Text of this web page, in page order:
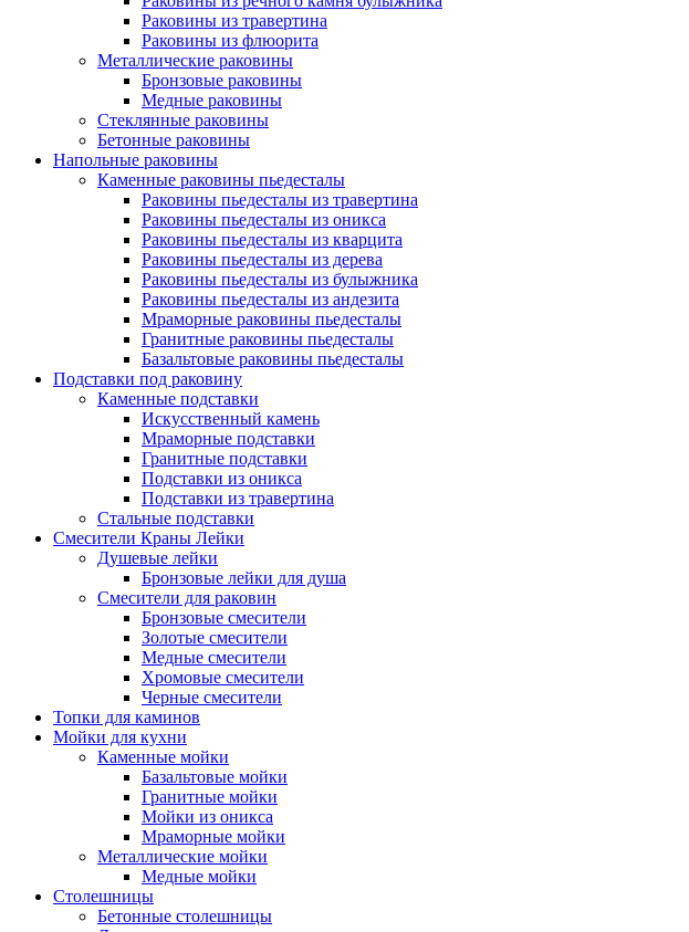
Раковины из травертина
Раковины из флюорита
Металлические раковины
Бронзовые раковины
Медные раковины
Стеклянные раковины
Бетонные раковины
Напольные раковины
Каменные раковины пьедесталы
Раковины пьедесталы из травертина
Раковины пьедесталы из оникса
Раковины пьедесталы из кварцита
Раковины пьедесталы из дерева
Раковины пьедесталы из булыжника
Раковины пьедесталы из андезита
Мраморные раковины пьедесталы
Гранитные раковины пьедесталы
Базальтовые раковины пьедесталы
Подставки под раковину
Каменные подставки
Искусственный камень
Мраморные подставки
Гранитные подставки
Подставки из оникса
Подставки из травертина
Стальные подставки
Смесители Краны Лейки
Душевые лейки
Бронзовые лейки для душа
Смесители для раковин
Бронзовые смесители
Золотые смесители
Медные смесители
Хромовые смесители
Черные смесители
Топки для каминов
Мойки для кухни
Каменные мойки
Базальтовые мойки
Гранитные мойки
Мойки из оникса
Мраморные мойки
Металлические мойки
Медные мойки
Столешницы
Бетонные столешницы